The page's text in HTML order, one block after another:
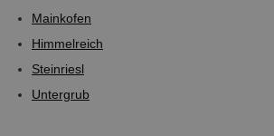
Mainkofen
Himmelreich
Steinriesl
Untergrub